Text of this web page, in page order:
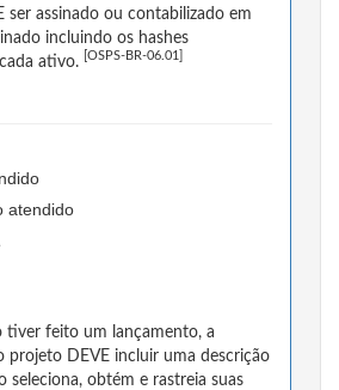
ser assinado ou contabilizado em
incluindo os hashes
ativo.
[OSPS-BR-06.01]
atendido
tiver feito um lançamento, a
projeto DEVE incluir uma descrição
seleciona, obtém e rastreia suas